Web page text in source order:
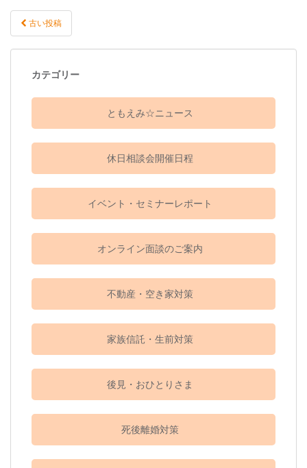
投稿ナビゲーション
古い投稿
カテゴリー
ともえみ☆ニュース
休日相談会開催日程
イベント・セミナーレポート
オンライン面談のご案内
不動産・空き家対策
家族信託・生前対策
後見・おひとりさま
死後離婚対策